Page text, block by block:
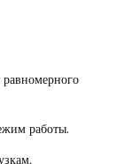
работы.